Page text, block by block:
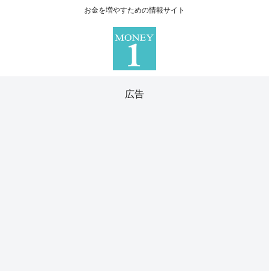
お金を増やすための情報サイト
広告